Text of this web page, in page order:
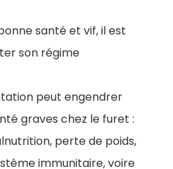
santé et vif, il est
son régime
peut engendrer
graves chez le furet :
perte de poids,
immunitaire, voire